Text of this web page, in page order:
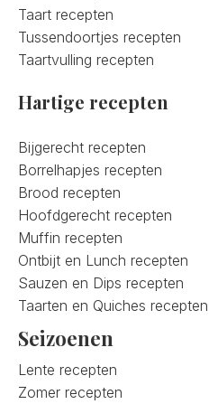
Taart recepten
Tussendoortjes recepten
Taartvulling recepten
Hartige recepten
Bijgerecht recepten
Borrelhapjes recepten
Brood recepten
Hoofdgerecht recepten
Muffin recepten
Ontbijt en Lunch recepten
Sauzen en Dips recepten
Taarten en Quiches recepten
Seizoenen
Lente recepten
Zomer recepten